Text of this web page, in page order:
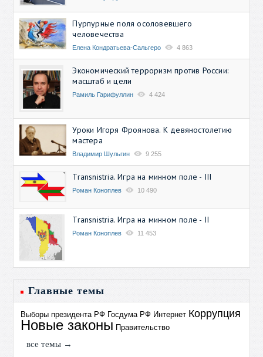
Пурпурные поля осоловевшего
человечества
Елена Кондратьева-Сальгеро 4 863
Экономический терроризм против России:
масштаб и цели
Рамиль Гарифуллин 4 424
Уроки Игоря Фроянова. К девяностолетию
мастера
Владимир Шульгин 9 255
Transnistria. Игра на минном поле - III
Роман Коноплев 10 490
Transnistria. Игра на минном поле - II
Роман Коноплев 11 453
Главные темы
Выборы президента РФ Госдума РФ Интернет Коррупция
Новые законы Правительство
все темы →